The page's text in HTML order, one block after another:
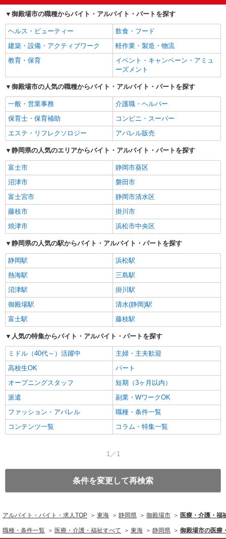
御殿場市の職種からバイト・アルバイト・パートを探す
ヘルス・ビューティー
飲食・フード
建築・設備・アクティブワーク
軽作業・製造・物流
教育・保育
イベント・キャンペーン・アミュ
ーズメント
御殿場市の人気の職種からバイト・アルバイト・パートを探す
一般・営業事務
介護職・ヘルパー
保育士・保育補助
コンビニ・スーパー
エステ・リフレクソロジー
アパレル販売
静岡県の人気のエリアからバイト・アルバイト・パートを探す
富士市
静岡市葵区
沼津市
磐田市
富士宮市
静岡市清水区
藤枝市
掛川市
焼津市
浜松市中央区
静岡県の人気の駅からバイト・アルバイト・パートを探す
静岡駅
浜松駅
熱海駅
三島駅
沼津駅
掛川駅
御殿場駅
清水(静岡)駅
富士駅
藤枝駅
人気の特集からバイト・アルバイト・パートを探す
ミドル（40代～）活躍中
主婦・主夫歓迎
高校生OK
パート
オープニングスタッフ
短期（3ヶ月以内）
派遣
副業・WワークOK
ファッション・アパレル
職種・条件一覧
コンテンツ一覧
コラム・特集一覧
1／1
条件を変更して再検索
アルバイト・バイト・求人TOP 東海 静岡県 御殿場市 医療・介護・福
職種・条件一覧 医療・介護・福祉すべて 東海 静岡県 御殿場市の医療